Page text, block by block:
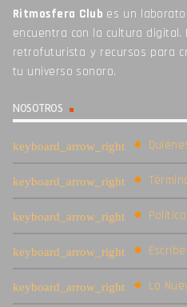
Ritmosfera Club es un
encuentra con la cultura
retrofuturista y recursos para
tu universo sonoro.
NOSOTROS
Lo